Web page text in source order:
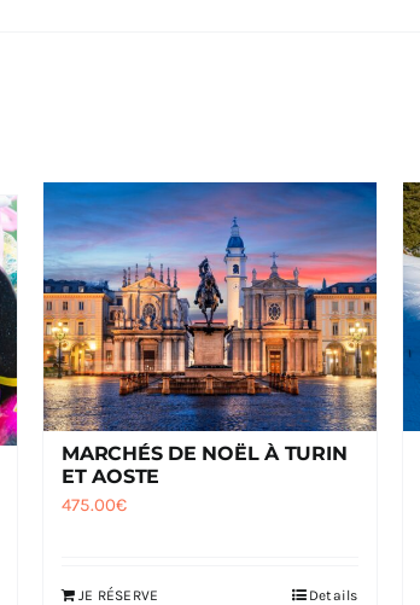
MARCHÉS DE NOËL À TURIN
ET AOSTE
475.00€
JE RÉSERVE Details